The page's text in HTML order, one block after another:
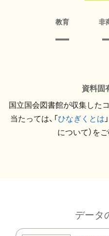
教育 非
資料固
国立国会図書館が収集した
当たっては、「ひなぎくとは
について）を
データ